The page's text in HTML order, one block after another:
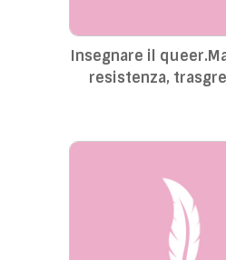
Insegnare il
resistenza,